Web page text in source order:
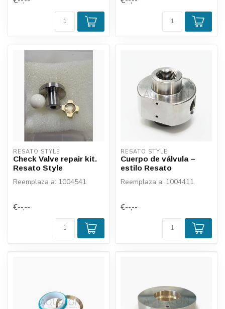
RESATO STYLE
Check Valve repair kit.
Resato Style
Reemplaza a: 1004541
€--,--
RESATO STYLE
Cuerpo de válvula –
estilo Resato
Reemplaza a: 1004411
€--,--